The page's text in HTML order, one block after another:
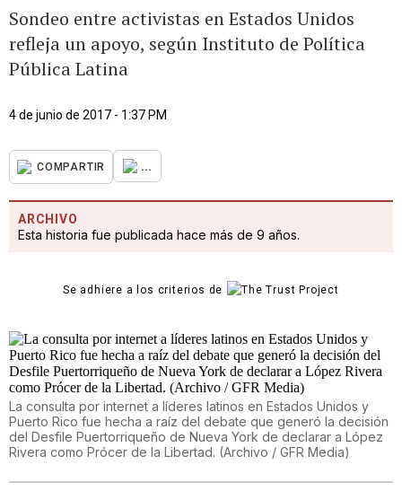
Sondeo entre activistas en Estados Unidos
refleja un apoyo, según Instituto de Política
Pública Latina
4 de junio de 2017 - 1:37 PM
COMPARTIR ...
ARCHIVO
Esta historia fue publicada hace más de 9 años.
Se adhiere a los criterios de
La consulta por internet a líderes latinos en Estados Unidos y
Puerto Rico fue hecha a raíz del debate que generó la decisión
del Desfile Puertorriqueño de Nueva York de declarar a López
Rivera como Prócer de la Libertad. (Archivo / GFR Media)